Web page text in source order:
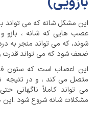
این مشکل شانه که می تواند
عصب هایی که شانه ، بازو
شوند، که می تواند منجر
ضعف شود که می تواند قدرت
این اعصاب است که ستون
متصل می کند ، و در نتیجه
می تواند کاملاً ناگهانی
مشکلات شانه شروع شود